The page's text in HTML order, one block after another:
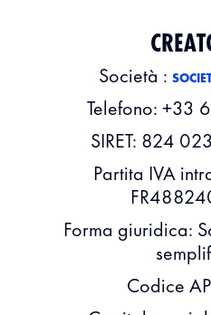
Società :
Telefono: +33
SIRET: 824
Partita IVA
Forma giuridica:
Codice